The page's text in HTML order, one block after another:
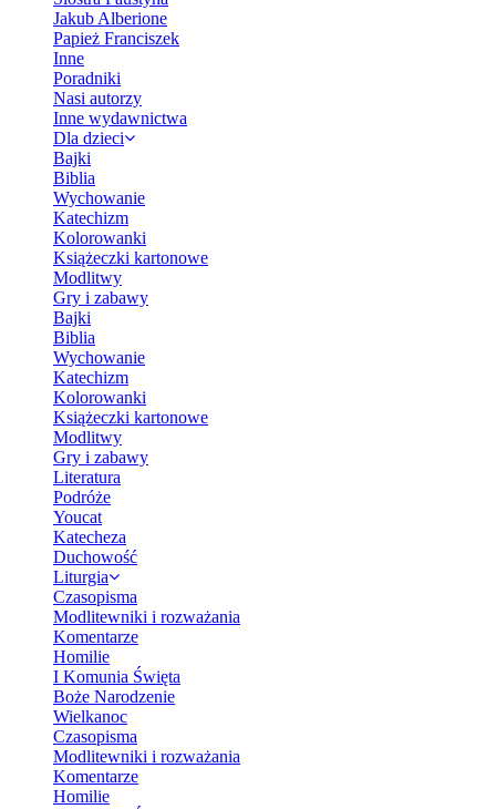
Jakub Alberione
Papież Franciszek
Inne
Poradniki
Nasi autorzy
Inne wydawnictwa
Dla dzieci
Bajki
Biblia
Wychowanie
Katechizm
Kolorowanki
Książeczki kartonowe
Modlitwy
Gry i zabawy
Bajki
Biblia
Wychowanie
Katechizm
Kolorowanki
Książeczki kartonowe
Modlitwy
Gry i zabawy
Literatura
Podróże
Youcat
Katecheza
Duchowość
Liturgia
Czasopisma
Modlitewniki i rozważania
Komentarze
Homilie
I Komunia Święta
Boże Narodzenie
Wielkanoc
Czasopisma
Modlitewniki i rozważania
Komentarze
Homilie